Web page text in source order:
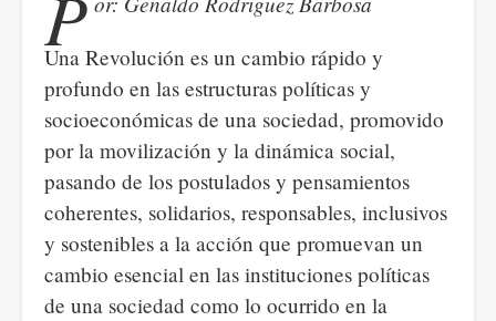
Una Revolución es un cambio rápido y
profundo en las estructuras políticas y
socioeconómicas de una sociedad, promovido
por la movilización y la dinámica social,
pasando de los postulados y pensamientos
coherentes, solidarios, responsables, inclusivos
y sostenibles a la acción que promuevan un
cambio esencial en las instituciones políticas
de una sociedad como lo ocurrido en la